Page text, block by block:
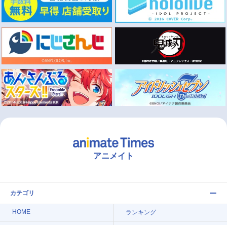
アニメイト
カテゴリ
HOME ランキング